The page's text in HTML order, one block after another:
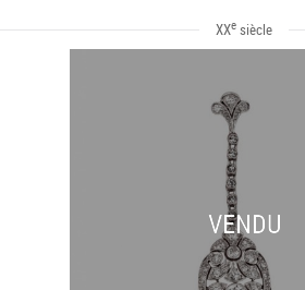
XXe siècle
VENDU